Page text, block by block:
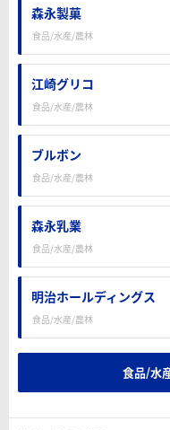
森永製菓
食品/水産/農林
江崎グリコ
食品/水産/農林
ブルボン
食品/水産/農林
森永乳業
食品/水産/農林
明治ホールディングス
食品/水産/農林
食品/水